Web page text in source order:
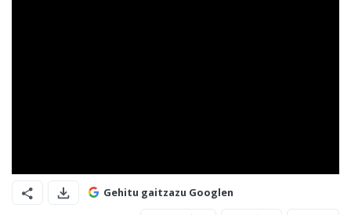
Gehitu gaitzazu Googlen